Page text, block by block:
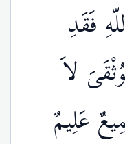
فَقَدِ
لاَ
عَلِيمٌ